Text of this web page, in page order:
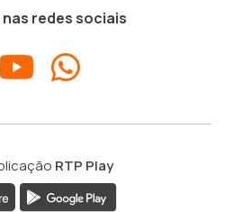
redes sociais
RTP Play